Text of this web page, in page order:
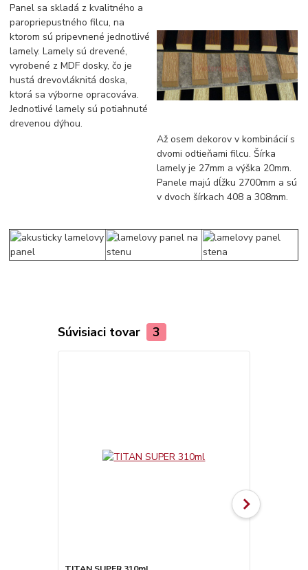
Panel sa skladá z kvalitného a
paropriepustného filcu, na
ktorom sú pripevnené jednotlivé
lamely. Lamely sú drevené,
vyrobené z MDF dosky, čo je
hustá drevovláknitá doska,
ktorá sa výborne opracováva.
Jednotlivé lamely sú potiahnuté
drevenou dýhou.
Až osem dekorov v kombinácií s
dvomi odtieňami filcu. Šírka
lamely je 27mm a výška 20mm.
Panele majú dĺžku 2700mm a sú
v dvoch šírkach 408 a 308mm.
Súvisiaci tovar 3